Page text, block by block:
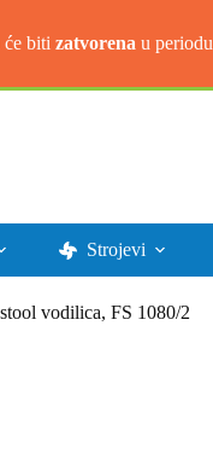
biti zatvorena u periodu
Strojevi
vodilica, FS 1080/2